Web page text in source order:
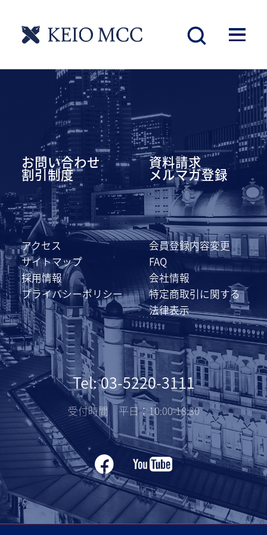
お問い合わせ 資料請求
割引制度 メルマガ登録
アクセス
会員登録内容変更
サイトマップ
FAQ
採用情報
会社情報
プライバシーポリシー
特定商取引に関する
法律表示
Tel: 03-5220-3111
受付時間 平日：10:00-18:30